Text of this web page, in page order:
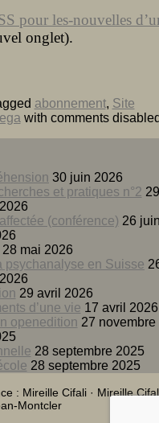
pour les-nouvelles
onglet).
abonnement, Site
with comments
30 juin 2026
et pratiques n°2 29
(conférence) 26
28 mai 2026
psychanalyse en Suisse
29 avril 2026
d’une vie 17 avril 2026
openedition 27 novembre
28 septembre 2025
28 septembre 2025
: Mireille Cifali · Mireille
Montcler